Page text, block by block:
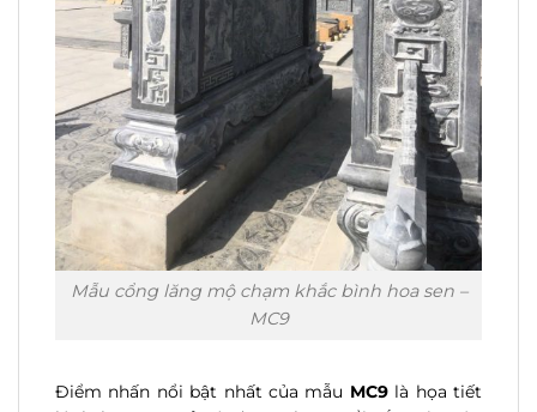
Mẫu cổng lăng mộ chạm khắc bình hoa sen –
MC9
Điểm nhấn nổi bật nhất của mẫu MC9là họa tiết